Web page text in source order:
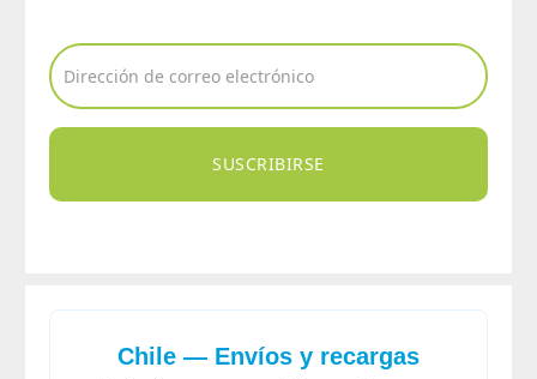
SUSCRIBIRSE
Chile — Envíos y recargas